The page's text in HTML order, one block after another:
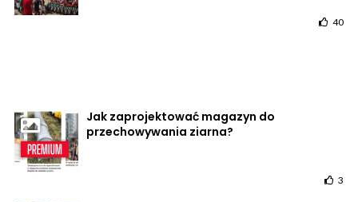
40
Jak zaprojektować magazyn do
przechowywania ziarna?
3